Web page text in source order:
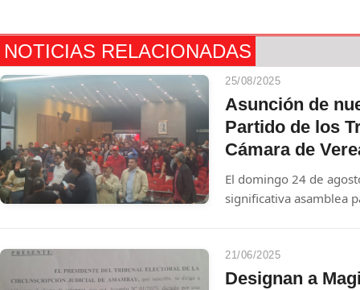
NOTICIAS RELACIONADAS
25/08/2025
Asunción de
Partido de los
Cámara de
El domingo 24 de
significativa asamblea
Carlos Bernardo,
simpatizantes y figuras
21/06/2025
Designan a